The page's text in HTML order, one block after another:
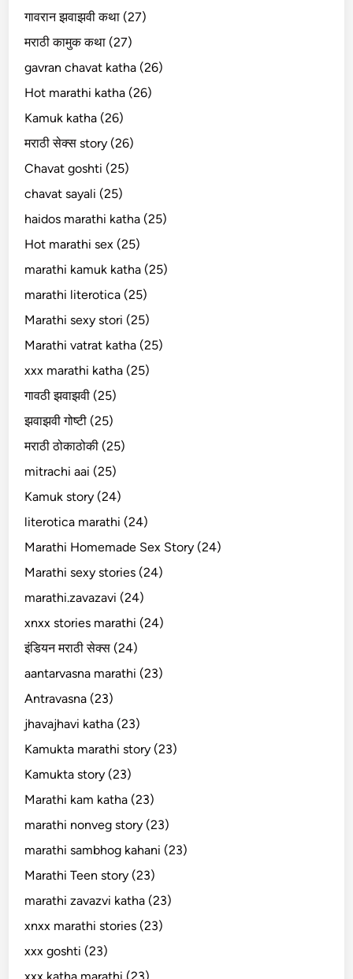
गावरान झवाझवी कथा (27)
मराठी कामुक कथा (27)
gavran chavat katha (26)
Hot marathi katha (26)
Kamuk katha (26)
मराठी सेक्स story (26)
Chavat goshti (25)
chavat sayali (25)
haidos marathi katha (25)
Hot marathi sex (25)
marathi kamuk katha (25)
marathi literotica (25)
Marathi sexy stori (25)
Marathi vatrat katha (25)
xxx marathi katha (25)
गावठी झवाझवी (25)
झवाझवी गोष्टी (25)
मराठी ठोकाठोकी (25)
mitrachi aai (25)
Kamuk story (24)
literotica marathi (24)
Marathi Homemade Sex Story (24)
Marathi sexy stories (24)
marathi.zavazavi (24)
xnxx stories marathi (24)
इंडियन मराठी सेक्स (24)
aantarvasna marathi (23)
Antravasna (23)
jhavajhavi katha (23)
Kamukta marathi story (23)
Kamukta story (23)
Marathi kam katha (23)
marathi nonveg story (23)
marathi sambhog kahani (23)
Marathi Teen story (23)
marathi zavazvi katha (23)
xnxx marathi stories (23)
xxx goshti (23)